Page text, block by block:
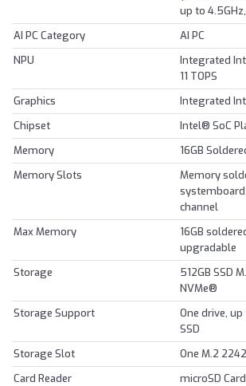
up to
AI PC Category
AI PC
NPU
Integrated
11 TOPS
Graphics
Integrated
Chipset
Intel® SoC
Memory
16GB
Memory Slots
Memory
channel
Max Memory
16GB
upgradable
Storage
512GB SSD
NVMe®
Storage Support
One drive, up
SSD
Storage Slot
One M.2
Card Reader
microSD